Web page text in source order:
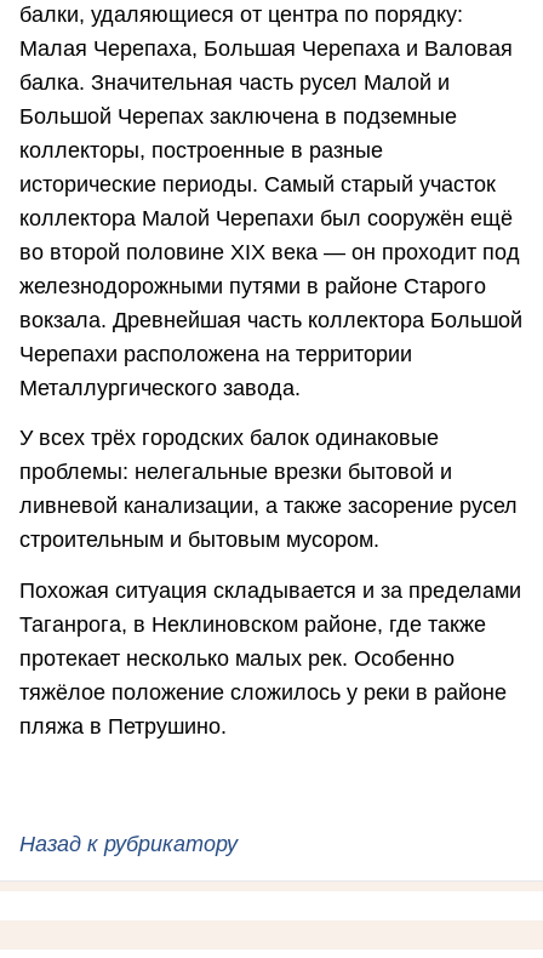
балки, удаляющиеся от центра по порядку:
Малая Черепаха, Большая Черепаха и Валовая
балка. Значительная часть русел Малой и
Большой Черепах заключена в подземные
коллекторы, построенные в разные
исторические периоды. Самый старый участок
коллектора Малой Черепахи был сооружён ещё
во второй половине XIX века — он проходит под
железнодорожными путями в районе Старого
вокзала. Древнейшая часть коллектора Большой
Черепахи расположена на территории
Металлургического завода.
У всех трёх городских балок одинаковые
проблемы: нелегальные врезки бытовой и
ливневой канализации, а также засорение русел
строительным и бытовым мусором.
Похожая ситуация складывается и за пределами
Таганрога, в Неклиновском районе, где также
протекает несколько малых рек. Особенно
тяжёлое положение сложилось у реки в районе
пляжа в Петрушино.
Назад к рубрикатору